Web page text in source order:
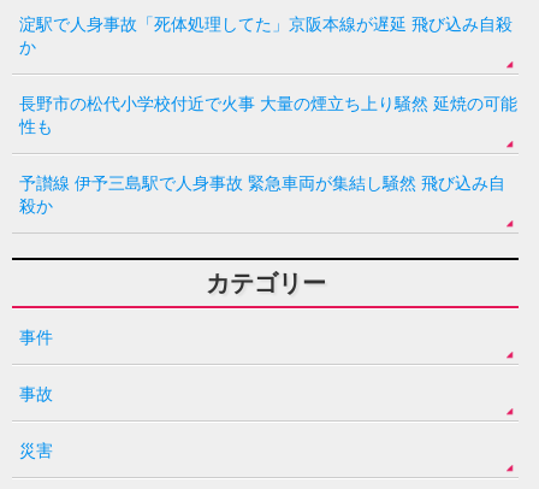
淀駅で人身事故「死体処理してた」京阪本線が遅延 飛び込み自殺
か
長野市の松代小学校付近で火事 大量の煙立ち上り騒然 延焼の可能
性も
予讃線 伊予三島駅で人身事故 緊急車両が集結し騒然 飛び込み自
殺か
カテゴリー
事件
事故
災害